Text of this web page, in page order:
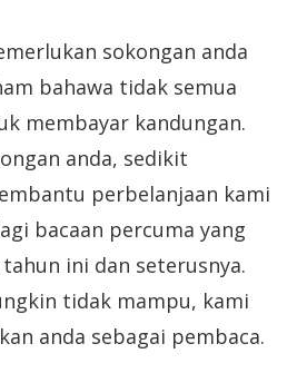
sokongan anda
bahawa tidak semua
membayar kandungan.
anda, sedikit
perbelanjaan kami
bacaan percuma yang
ini dan seterusnya.
tidak mampu, kami
anda sebagai pembaca.